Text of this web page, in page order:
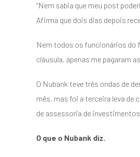
“Nem sabia que meu post
Afirma que dois dias depois
Nem todos os funcionários do
cláusula, apenas me pagaram
O Nubank teve três ondas de
mês, mas foi a terceira leva de
de assessoria de
O que o Nubank diz.